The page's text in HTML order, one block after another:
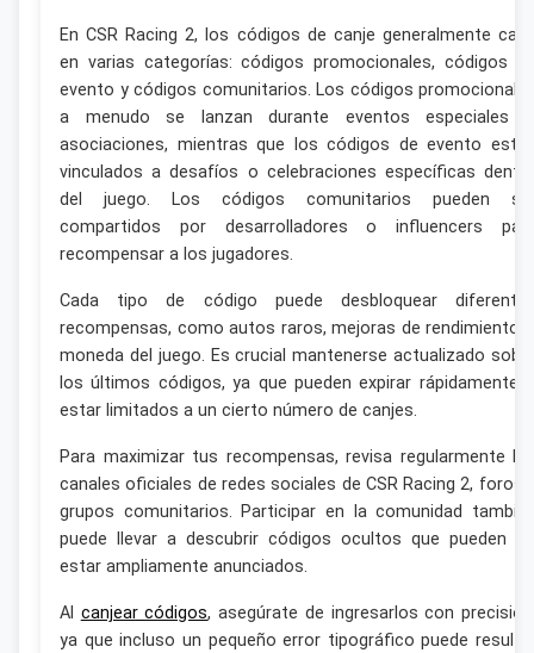
En CSR Racing 2, los códigos de canje generalmente
en varias categorías: códigos promocionales, códigos
evento y códigos comunitarios. Los códigos
a menudo se lanzan durante eventos especiales
asociaciones, mientras que los códigos de evento
vinculados a desafíos o celebraciones específicas
del juego. Los códigos comunitarios pueden
compartidos por desarrolladores o influencers
recompensar a los jugadores.
Cada tipo de código puede desbloquear
recompensas, como autos raros, mejoras de rendimiento
moneda del juego. Es crucial mantenerse actualizado
los últimos códigos, ya que pueden expirar rápidamente
estar limitados a un cierto número de canjes.
Para maximizar tus recompensas, revisa regularmente
canales oficiales de redes sociales de CSR Racing 2, foros
grupos comunitarios. Participar en la comunidad
puede llevar a descubrir códigos ocultos que pueden
estar ampliamente anunciados.
Al canjear códigos, asegúrate de ingresarlos con
ya que incluso un pequeño error tipográfico puede